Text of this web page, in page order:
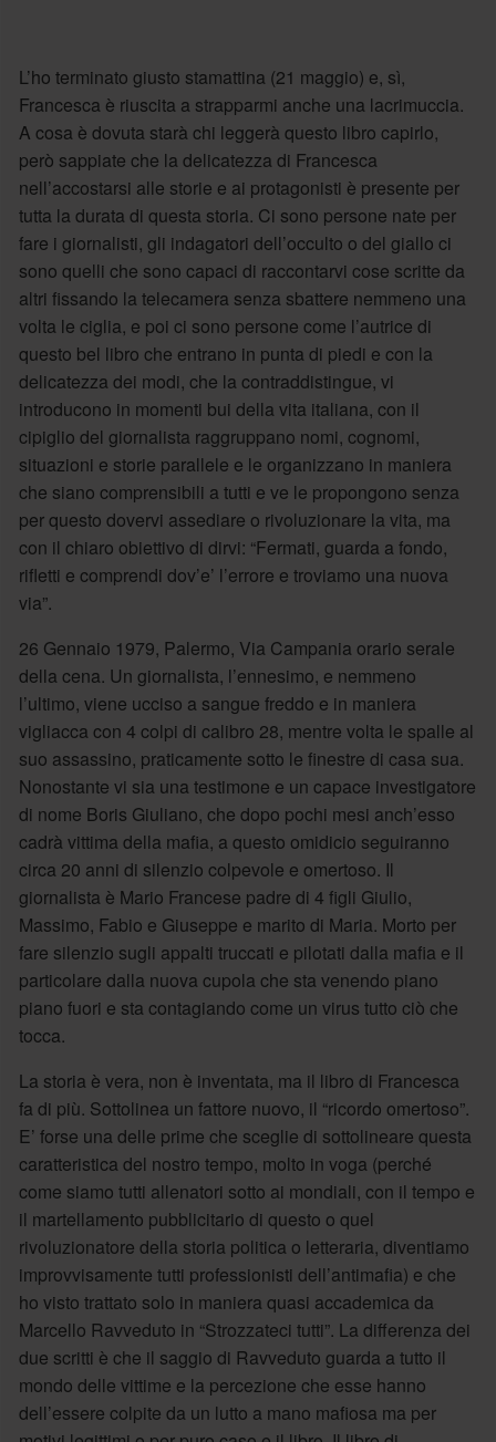
L’ho terminato giusto stamattina (21 maggio) e, sì,
Francesca è riuscita a strapparmi anche una lacrimuccia.
A cosa è dovuta starà chi leggerà questo libro capirlo,
però sappiate che la delicatezza di Francesca
nell’accostarsi alle storie e ai protagonisti è presente per
tutta la durata di questa storia. Ci sono persone nate per
fare i giornalisti, gli indagatori dell’occulto o del giallo ci
sono quelli che sono capaci di raccontarvi cose scritte da
altri fissando la telecamera senza sbattere nemmeno una
volta le ciglia, e poi ci sono persone come l’autrice di
questo bel libro che entrano in punta di piedi e con la
delicatezza dei modi, che la contraddistingue, vi
introducono in momenti bui della vita italiana, con il
cipiglio del giornalista raggruppano nomi, cognomi,
situazioni e storie parallele e le organizzano in maniera
che siano comprensibili a tutti e ve le propongono senza
per questo dovervi assediare o rivoluzionare la vita, ma
con il chiaro obiettivo di dirvi: “Fermati, guarda a fondo,
rifletti e comprendi dov’e’ l’errore e troviamo una nuova
via”.
26 Gennaio 1979, Palermo, Via Campania orario serale
della cena. Un giornalista, l’ennesimo, e nemmeno
l’ultimo, viene ucciso a sangue freddo e in maniera
vigliacca con 4 colpi di calibro 28, mentre volta le spalle al
suo assassino, praticamente sotto le finestre di casa sua.
Nonostante vi sia una testimone e un capace investigatore
di nome Boris Giuliano, che dopo pochi mesi anch’esso
cadrà vittima della mafia, a questo omidicio seguiranno
circa 20 anni di silenzio colpevole e omertoso. Il
giornalista è Mario Francese padre di 4 figli Giulio,
Massimo, Fabio e Giuseppe e marito di Maria. Morto per
fare silenzio sugli appalti truccati e pilotati dalla mafia e il
particolare dalla nuova cupola che sta venendo piano
piano fuori e sta contagiando come un virus tutto ciò che
tocca.
La storia è vera, non è inventata, ma il libro di Francesca
fa di più. Sottolinea un fattore nuovo, il “ricordo omertoso”.
E’ forse una delle prime che sceglie di sottolineare questa
caratteristica del nostro tempo, molto in voga (perché
come siamo tutti allenatori sotto ai mondiali, con il tempo e
il martellamento pubblicitario di questo o quel
rivoluzionatore della storia politica o letteraria, diventiamo
improvvisamente tutti professionisti dell’antimafia) e che
ho visto trattato solo in maniera quasi accademica da
Marcello Ravveduto in “Strozzateci tutti”. La differenza dei
due scritti è che il saggio di Ravveduto guarda a tutto il
mondo delle vittime e la percezione che esse hanno
dell’essere colpite da un lutto a mano mafiosa ma per